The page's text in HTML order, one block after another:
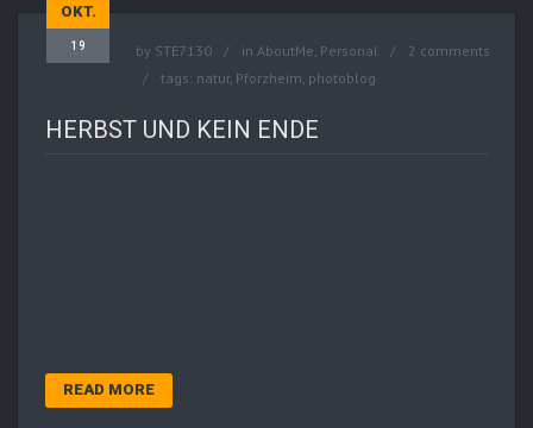
OKT.
19 by STE7130 in AboutMe Personal
2 comments
tags: natur, Pforzheim photoblog
HERBST UND KEIN ENDE
READ MORE